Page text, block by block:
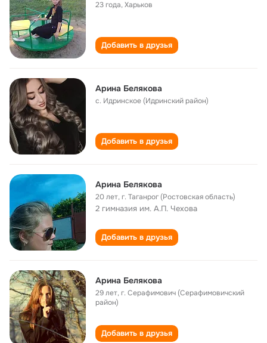
23 года,Харьков
Добавить в друзья
Арина Белякова
с. Идринское (Идринский район)
Добавить в друзья
Арина Белякова
20 лет,г. Таганрог (Ростовская область)
2 гимназия им. А.П. Чехова
Добавить в друзья
Арина Белякова
29 лет,г. Серафимович (Серафимовичский
район)
Добавить в друзья